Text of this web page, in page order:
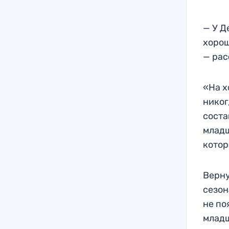
— У
—
«На
не